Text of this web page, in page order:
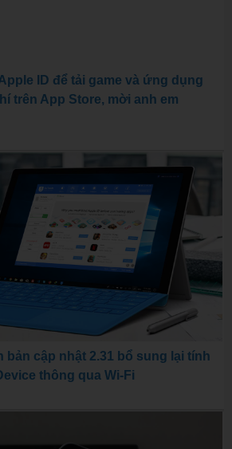
ID để tải game và ứng dụng
trên App Store, mời anh em
bản cập nhật 2.31 bổ sung lại tính
thông qua Wi-Fi